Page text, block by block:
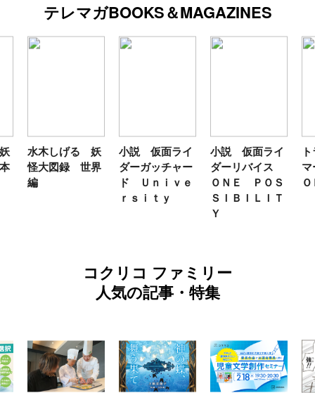
テレマガBOOKS＆MAGAZINES
水木しげる 妖
怪大図録 世界
編
小説 仮面ライ
ダーガッチャー
ド Ｕｎｉｖｅ
ｒｓｉｔｙ
小説 仮面ライ
ダーリバイス
ＯＮＥ ＰＯＳ
ＳＩＢＩＬＩＴ
Ｙ
コクリコ ファミリー
人気の記事・特集